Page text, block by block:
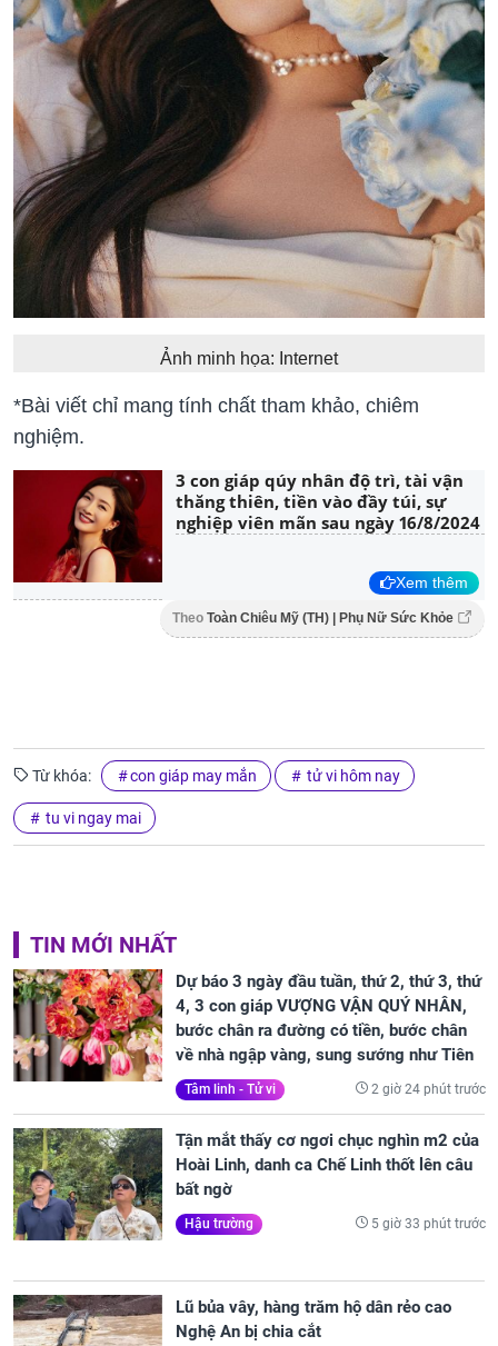
Ảnh minh họa: Internet
*Bài viết chỉ mang tính chất tham khảo, chiêm
nghiệm.
3 con giáp qúy nhân độ trì, tài vận
thăng thiên, tiền vào đầy túi, sự
nghiệp viên mãn sau ngày 16/8/2024
Xem thêm
Theo Toàn Chiêu Mỹ (TH) | Phụ Nữ Sức Khỏe
Từ khóa: con giáp may mắn tử vi hôm nay
tu vi ngay mai
TIN MỚI NHẤT
Dự báo 3 ngày đầu tuần, thứ 2, thứ 3, thứ
4, 3 con giáp VƯỢNG VẬN QUÝ NHÂN,
bước chân ra đường có tiền, bước chân
về nhà ngập vàng, sung sướng như Tiên
Tâm linh - Tử vi 2 giờ 24 phút trước
Tận mắt thấy cơ ngơi chục nghìn m2 của
Hoài Linh, danh ca Chế Linh thốt lên câu
bất ngờ
Hậu trường 5 giờ 33 phút trước
Lũ bủa vây, hàng trăm hộ dân rẻo cao
Nghệ An bị chia cắt